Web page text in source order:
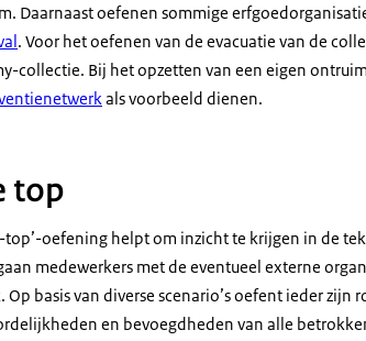
Daarnaast oefenen sommige
. Voor het oefenen van de evacuatie van de
collectie. Bij het opzetten van een eigen
als voorbeeld dienen.
top
top’-oefening helpt om inzicht te krijgen in de
medewerkers met de eventueel externe
Op basis van diverse scenario’s oefent ieder
en bevoegdheden van alle